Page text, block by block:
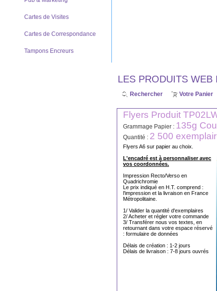
Cartes de Visites
Cartes de Correspondance
Tampons Encreurs
LES PRODUITS
Rechercher Votre Panier
Flyers Produit
Grammage Papier : 135g
Quantité : 2 500
Flyers A6 sur papier au choix.
L'encadré est à personnaliser avec
vos coordonnées.
Impression Recto/Verso en
Quadrichromie
Le prix indiqué en H.T. comprend :
l'impression et la livraison en France
Métropolitaine.
1/ Valider la quantité d'exemplaires
2/ Acheter et régler votre commande
3/ Transférer nous vos textes, en
retournant dans votre espace réservé
: formulaire de données
Délais de création : 1-2 jours
Délais de livraison : 7-8 jours ouvrés